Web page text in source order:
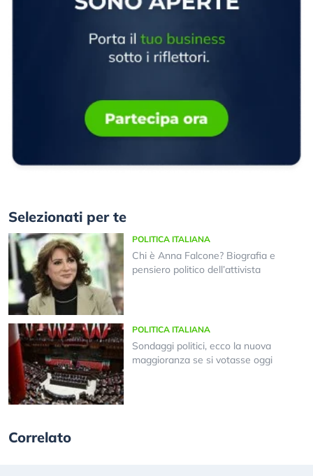
Selezionati per te
POLITICA ITALIANA
Chi è Anna Falcone? Biografia e
pensiero politico dell’attivista
POLITICA ITALIANA
Sondaggi politici, ecco la nuova
maggioranza se si votasse oggi
Correlato